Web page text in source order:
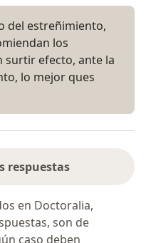
del estreñimiento,
los
surtir efecto, ante la
lo mejor ques
respuestas
en Doctoralia,
son de
caso deben